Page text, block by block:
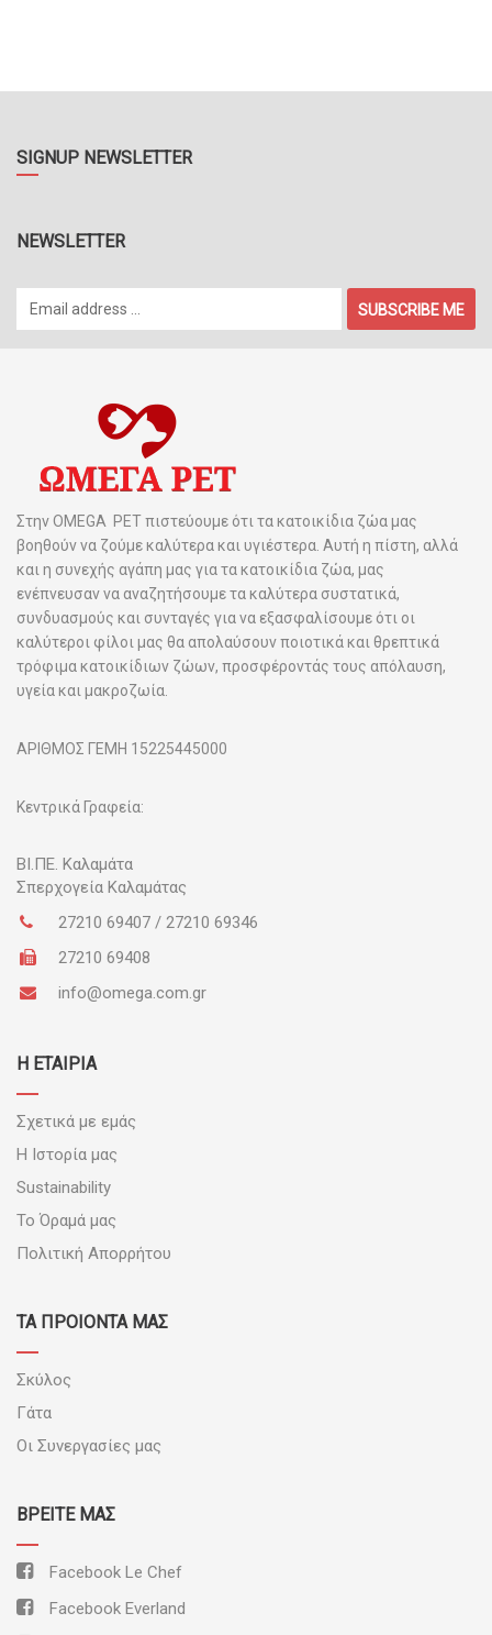
SIGNUP NEWSLETTER
NEWSLETTER
SUBSCRIBE ME
Στην OMEGA PET πιστεύουμε ότι τα κατοικίδια ζώα μας
βοηθούν να ζούμε καλύτερα και υγιέστερα. Αυτή η πίστη, αλλά
και η συνεχής αγάπη μας για τα κατοικίδια ζώα, μας
ενέπνευσαν να αναζητήσουμε τα καλύτερα συστατικά,
συνδυασμούς και συνταγές για να εξασφαλίσουμε ότι οι
καλύτεροι φίλοι μας θα απολαύσουν ποιοτικά και θρεπτικά
τρόφιμα κατοικίδιων ζώων, προσφέροντάς τους απόλαυση,
υγεία και μακροζωία.
ΑΡΙΘΜΟΣ ΓΕΜΗ 15225445000
Κεντρικά Γραφεία:
ΒΙ.ΠΕ. Καλαμάτα
Σπερχογεία Καλαμάτας
27210 69407 / 27210 69346
27210 69408
info@omega.com.gr
Η ΕΤΑΙΡΙΑ
Σχετικά με εμάς
Η Ιστορία μας
Sustainability
Το Όραμά μας
Πολιτική Απορρήτου
ΤΑ ΠΡΟΪΟΝΤΑ ΜΑΣ
Σκύλος
Γάτα
Οι Συνεργασίες μας
ΒΡΕΊΤΕ ΜΑΣ
Facebook Le Chef
Facebook Everland